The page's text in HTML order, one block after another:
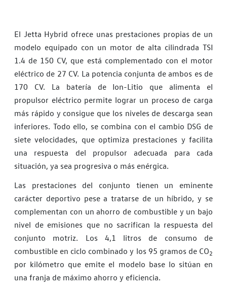
El Jetta Hybrid ofrece unas prestaciones propias de un
modelo equipado con un motor de alta cilindrada TSI
1.4 de 150 CV, que está complementado con el motor
eléctrico de 27 CV. La potencia conjunta de ambos es de
170 CV. La batería de Ion-Litio que alimenta el
propulsor eléctrico permite lograr un proceso de carga
más rápido y consigue que los niveles de descarga sean
inferiores. Todo ello, se combina con el cambio DSG de
siete velocidades, que optimiza prestaciones y facilita
una respuesta del propulsor adecuada para cada
situación, ya sea progresiva o más enérgica.
Las prestaciones del conjunto tienen un eminente
carácter deportivo pese a tratarse de un híbrido, y se
complementan con un ahorro de combustible y un bajo
nivel de emisiones que no sacrifican la respuesta del
conjunto motriz. Los 4,1 litros de consumo de
combustible en ciclo combinado y los 95 gramos de CO2
por kilómetro que emite el modelo base lo sitúan en
una franja de máximo ahorro y eficiencia.